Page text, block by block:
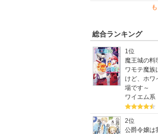
総合ランキング
1位
魔王城の料
ワモテ魔族
けど、ホワ
場です～
ワイエム系
2位
公爵令嬢は